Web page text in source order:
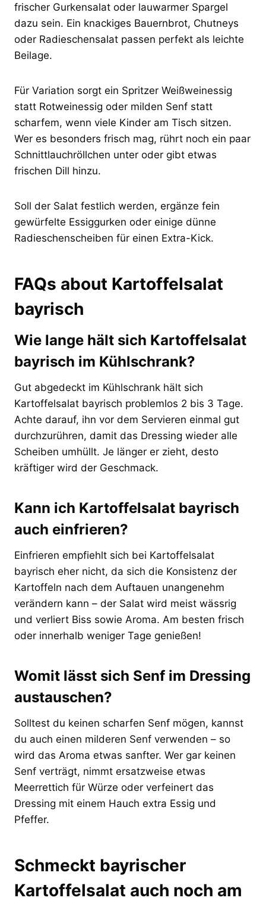
frischer Gurkensalat oder lauwarmer Spargel
dazu sein. Ein knackiges Bauernbrot, Chutneys
oder Radieschensalat passen perfekt als leichte
Beilage.
Für Variation sorgt ein Spritzer Weißweinessig
statt Rotweinessig oder milden Senf statt
scharfem, wenn viele Kinder am Tisch sitzen.
Wer es besonders frisch mag, rührt noch ein paar
Schnittlauchröllchen unter oder gibt etwas
frischen Dill hinzu.
Soll der Salat festlich werden, ergänze fein
gewürfelte Essiggurken oder einige dünne
Radieschenscheiben für einen Extra-Kick.
FAQs about Kartoffelsalat
bayrisch
Wie lange hält sich Kartoffelsalat
bayrisch im Kühlschrank?
Gut abgedeckt im Kühlschrank hält sich
Kartoffelsalat bayrisch problemlos 2 bis 3 Tage.
Achte darauf, ihn vor dem Servieren einmal gut
durchzurühren, damit das Dressing wieder alle
Scheiben umhüllt. Je länger er zieht, desto
kräftiger wird der Geschmack.
Kann ich Kartoffelsalat bayrisch
auch einfrieren?
Einfrieren empfiehlt sich bei Kartoffelsalat
bayrisch eher nicht, da sich die Konsistenz der
Kartoffeln nach dem Auftauen unangenehm
verändern kann – der Salat wird meist wässrig
und verliert Biss sowie Aroma. Am besten frisch
oder innerhalb weniger Tage genießen!
Womit lässt sich Senf im Dressing
austauschen?
Solltest du keinen scharfen Senf mögen, kannst
du auch einen milderen Senf verwenden – so
wird das Aroma etwas sanfter. Wer gar keinen
Senf verträgt, nimmt ersatzweise etwas
Meerrettich für Würze oder verfeinert das
Dressing mit einem Hauch extra Essig und
Pfeffer.
Schmeckt bayrischer
Kartoffelsalat auch noch am